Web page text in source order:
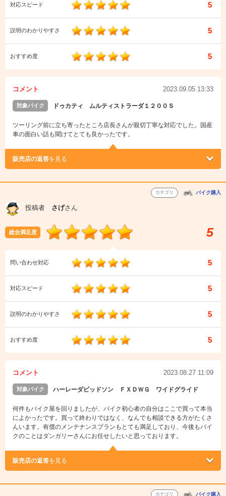
対応スピード 5
説明のわかりやすさ 5
おすすめ度 5
コメント 2023.09.05 13:33
対象バイク ドゥカティ ムルティストラーダ１２００Ｓ
ツーリング前に立ち寄ったところ店長さんが親切丁寧な対応でした。国産
車の面白い話も聞けてとても良かったです。
販売店の返答を見る
カテゴリ バイク購入
投稿者 さげさん
総合満足度 5
問い合わせ対応 5
対応スピード 5
説明のわかりやすさ 5
おすすめ度 5
コメント 2023.08.27 11:09
対象バイク ハーレーダビッドソン ＦＸＤＷＧ ワイドグライド
何件もバイク屋を回りましたが、バイク初心者の自分はここで買って本当
によかったです。買って終わりではなく、なんでも相談できる方がたくさ
んいます。有償のメンテナンスプランもとても満足しており、今後もバイ
クのことはダンガリーさんにお任せしたいと思っております。
販売店の返答を見る
カテゴリ バイク購入